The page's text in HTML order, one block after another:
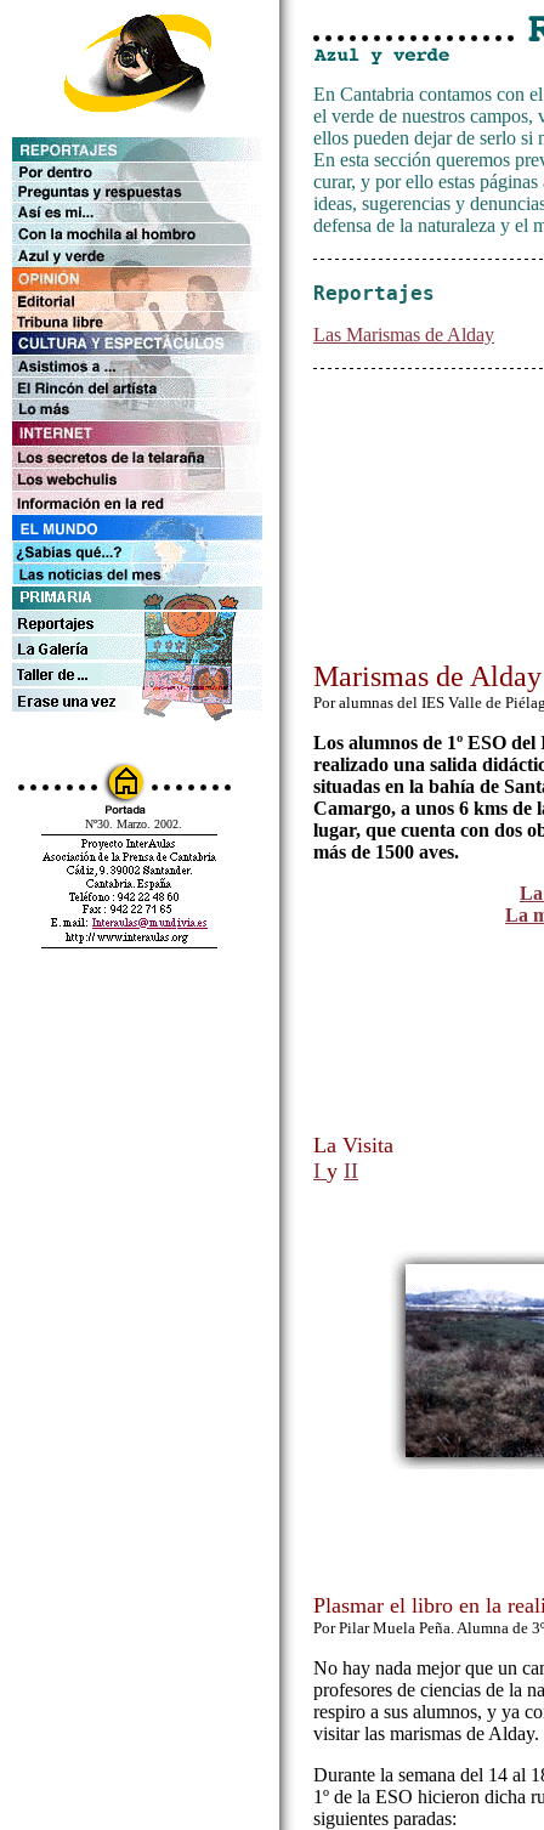
Nº30. Marzo. 2002.
En Cantabria contamos con
el verde de nuestros campos,
ellos pueden dejar de serlo si
En esta sección queremos
curar, y por ello estas
ideas, sugerencias y
defensa de la naturaleza y el
Reportajes
Las Marismas de Alday
Marismas de Alday
Por alumnas del IES Valle de
Los alumnos de 1º ESO
realizado una salida
situadas en la bahía de
Camargo, a unos 6 kms de
lugar, que cuenta con dos
más de 1500 aves.
La
La Visita
I y II
Plasmar el libro en la
Por Pilar Muela Peña. Alumna de
No hay nada mejor que un
profesores de ciencias de la
respiro a sus alumnos, y ya
visitar las marismas de Alday.
Durante la semana del 14 al
1º de la ESO hicieron dicha
siguientes paradas: